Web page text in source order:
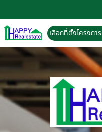
เลือกที่ตั้งโครงการ